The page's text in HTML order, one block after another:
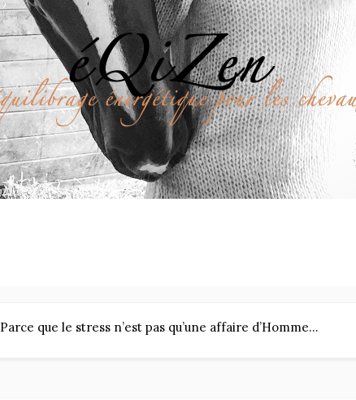
Parce que le stress n’est pas qu’une affaire d’Homme…